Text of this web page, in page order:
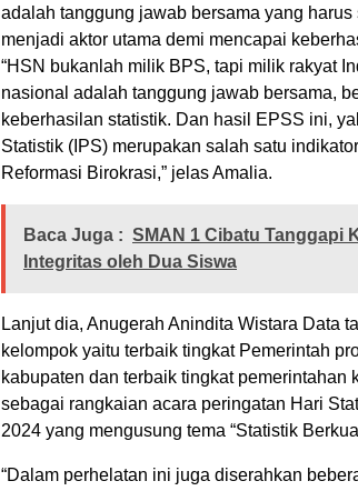
adalah tanggung jawab bersama yang
menjadi aktor utama demi mencapai
“HSN bukanlah milik BPS, tapi milik rakyat
nasional adalah tanggung jawab bersama,
keberhasilan statistik. Dan hasil EPSS ini,
Statistik (IPS) merupakan salah satu
Reformasi Birokrasi,” jelas Amalia.
Baca Juga : SMAN 1 Cibatu Tanggapi
Integritas oleh Dua Siswa
Lanjut dia, Anugerah Anindita Wistara Data
kelompok yaitu terbaik tingkat Pemerintah
kabupaten dan terbaik tingkat pemerintahan
sebagai rangkaian acara peringatan Hari
2024 yang mengusung tema “Statistik
“Dalam perhelatan ini juga diserahkan